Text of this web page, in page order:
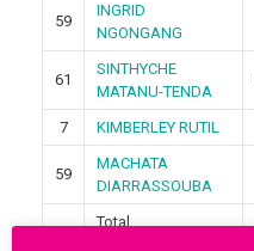
59
INGRID
NGONGANG
61
SINTHYCHE
MATANU-TENDA
7 KIMBERLEY RUTIL
59
MACHATA
DIARRASSOUBA
Total